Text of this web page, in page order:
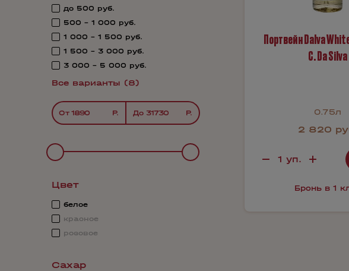
до 500 руб.
500 - 1 000 руб.
1 000 - 1 500 руб.
1 500 - 3 000 руб.
3 000 - 5 000 руб.
Все варианты (8)
От До
Цвет
белое
красное
розовое
Сахар
Портвейн Dalva
C. Da Silva
0.75л
2 820
Бронь в 1